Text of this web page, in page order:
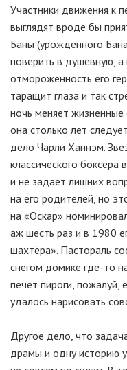
Участники движения к
выглядят вроде бы
Баны (урождённого
поверить в душевную,
отмороженность его
таращит глаза и так
ночь меняет
она столько лет
дело Чарли Ханнэм.
классического
и не задаёт лишних
на его родителей, но
на «Оскар»
аж шесть раз и в 1980
шахтёра». Пастораль
снегом домике где-то
печёт пироги, пожалуй,
удалось нарисовать
Другое дело, что
драмы и одну историю